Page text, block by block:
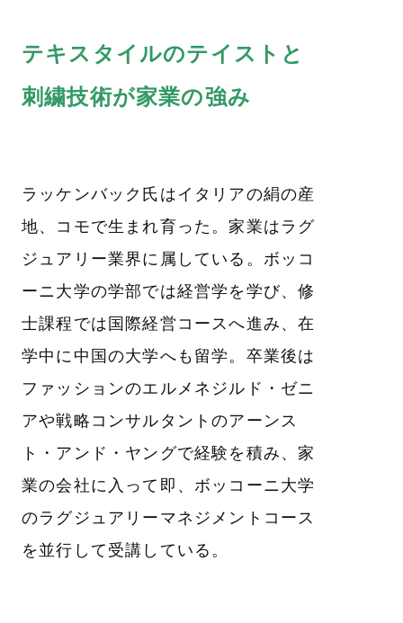
テキスタイルのテイストと
刺繍技術が家業の強み
ラッケンバック氏はイタリアの絹の産
地、コモで生まれ育った。家業はラグ
ジュアリー業界に属している。ボッコ
ーニ大学の学部では経営学を学び、修
士課程では国際経営コースへ進み、在
学中に中国の大学へも留学。卒業後は
ファッションのエルメネジルド・ゼニ
アや戦略コンサルタントのアーンス
ト・アンド・ヤングで経験を積み、家
業の会社に入って即、ボッコーニ大学
のラグジュアリーマネジメントコース
を並行して受講している。